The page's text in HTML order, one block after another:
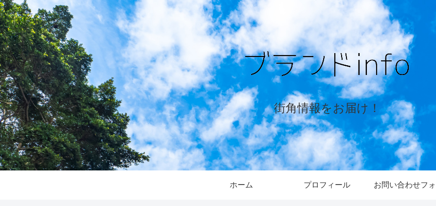
街角情報をお届け！
ホーム プロフィール お問い合わせフ